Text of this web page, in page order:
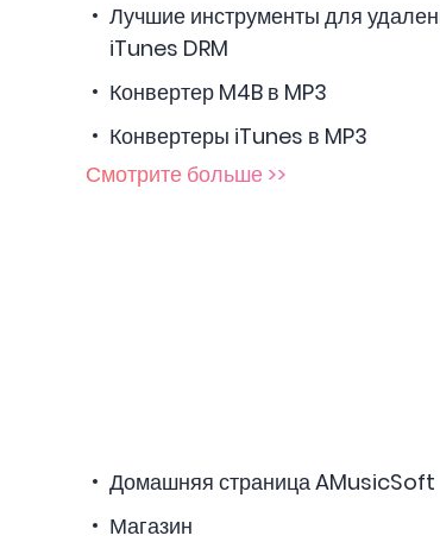
Лучшие инструменты для
iTunes DRM
Конвертер M4B в MP3
Конвертеры iTunes в MP3
Смотрите больше >>
Домашняя страница AMusicSoft
Магазин